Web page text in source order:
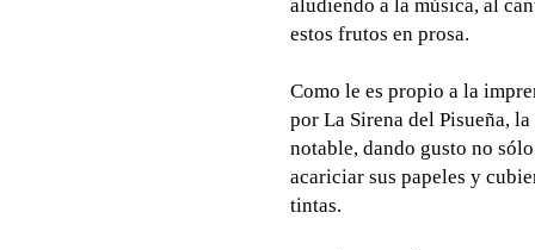
aludiendo a la música, al
estos frutos en prosa.
Como le es propio a la
por La Sirena del Pisueña,
notable, dando gusto no
acariciar sus papeles y
tintas.